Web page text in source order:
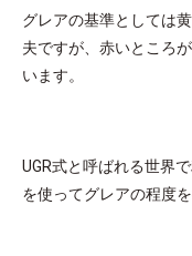
グレアの基準としては
夫ですが、赤いところ
います。
UGR式と呼ばれる世界
を使ってグレアの程度